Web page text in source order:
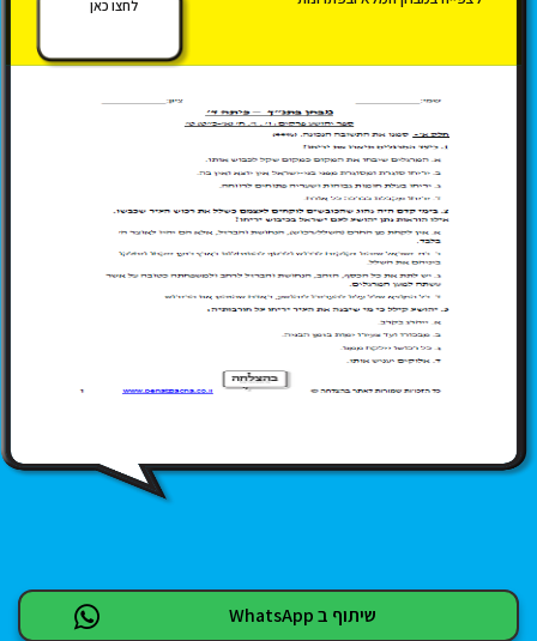
לחצו כאן
שיתוף ב WhatsApp